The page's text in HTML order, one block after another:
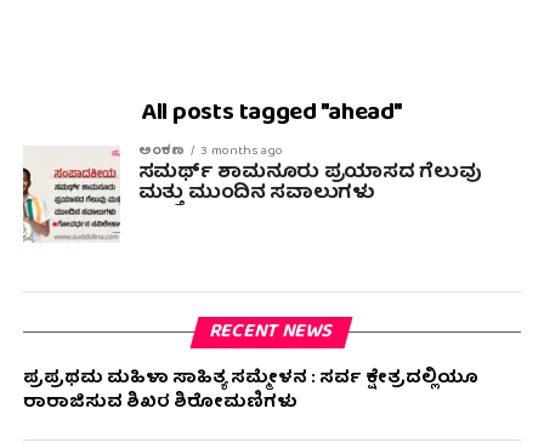
All posts tagged "ahead"
ಅಂಕಣ 3 months ago
ಸಮರ್ಥ್ ಶಾಮನೂರು ಪ್ರಯಾಸದ ಗೆಲುವು
ಮತ್ತು ಮುಂದಿನ ಸವಾಲುಗಳು
RECENT NEWS
ಪ್ರಪ್ರಥಮ ಮಹಿಳಾ ಸಾಹಿತ್ಯ ಸಮ್ಮೇಳನ : ಸರ್ವ ಕ್ಷೇತ್ರದಲ್ಲಿಯೂ
ರಾರಾಜಿಸುವ ಶಿಖರ ಶಿರೋಮಣಿಗಳು